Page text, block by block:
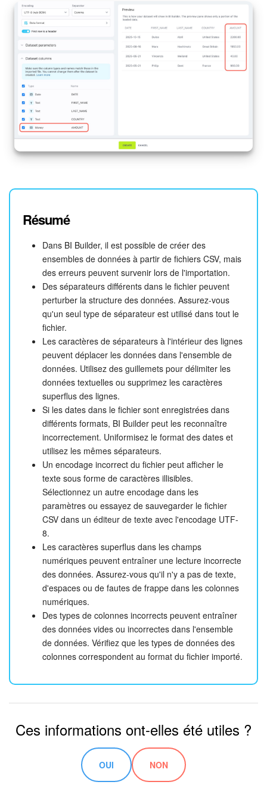
Résumé
Dans BI Builder, il est possible de créer des
ensembles de données à partir de fichiers CSV, mais
des erreurs peuvent survenir lors de l'importation.
Des séparateurs différents dans le fichier peuvent
perturber la structure des données. Assurez-vous
qu'un seul type de séparateur est utilisé dans tout le
fichier.
Les caractères de séparateurs à l'intérieur des lignes
peuvent déplacer les données dans l'ensemble de
données. Utilisez des guillemets pour délimiter les
données textuelles ou supprimez les caractères
superflus des lignes.
Si les dates dans le fichier sont enregistrées dans
différents formats, BI Builder peut les reconnaître
incorrectement. Uniformisez le format des dates et
utilisez les mêmes séparateurs.
Un encodage incorrect du fichier peut afficher le
texte sous forme de caractères illisibles.
Sélectionnez un autre encodage dans les
paramètres ou essayez de sauvegarder le fichier
CSV dans un éditeur de texte avec l'encodage UTF-
8.
Les caractères superflus dans les champs
numériques peuvent entraîner une lecture incorrecte
des données. Assurez-vous qu'il n'y a pas de texte,
d'espaces ou de fautes de frappe dans les colonnes
numériques.
Des types de colonnes incorrects peuvent entraîner
des données vides ou incorrectes dans l'ensemble
de données. Vérifiez que les types de données des
colonnes correspondent au format du fichier importé.
Ces informations ont-elles été utiles ?
OUI NON